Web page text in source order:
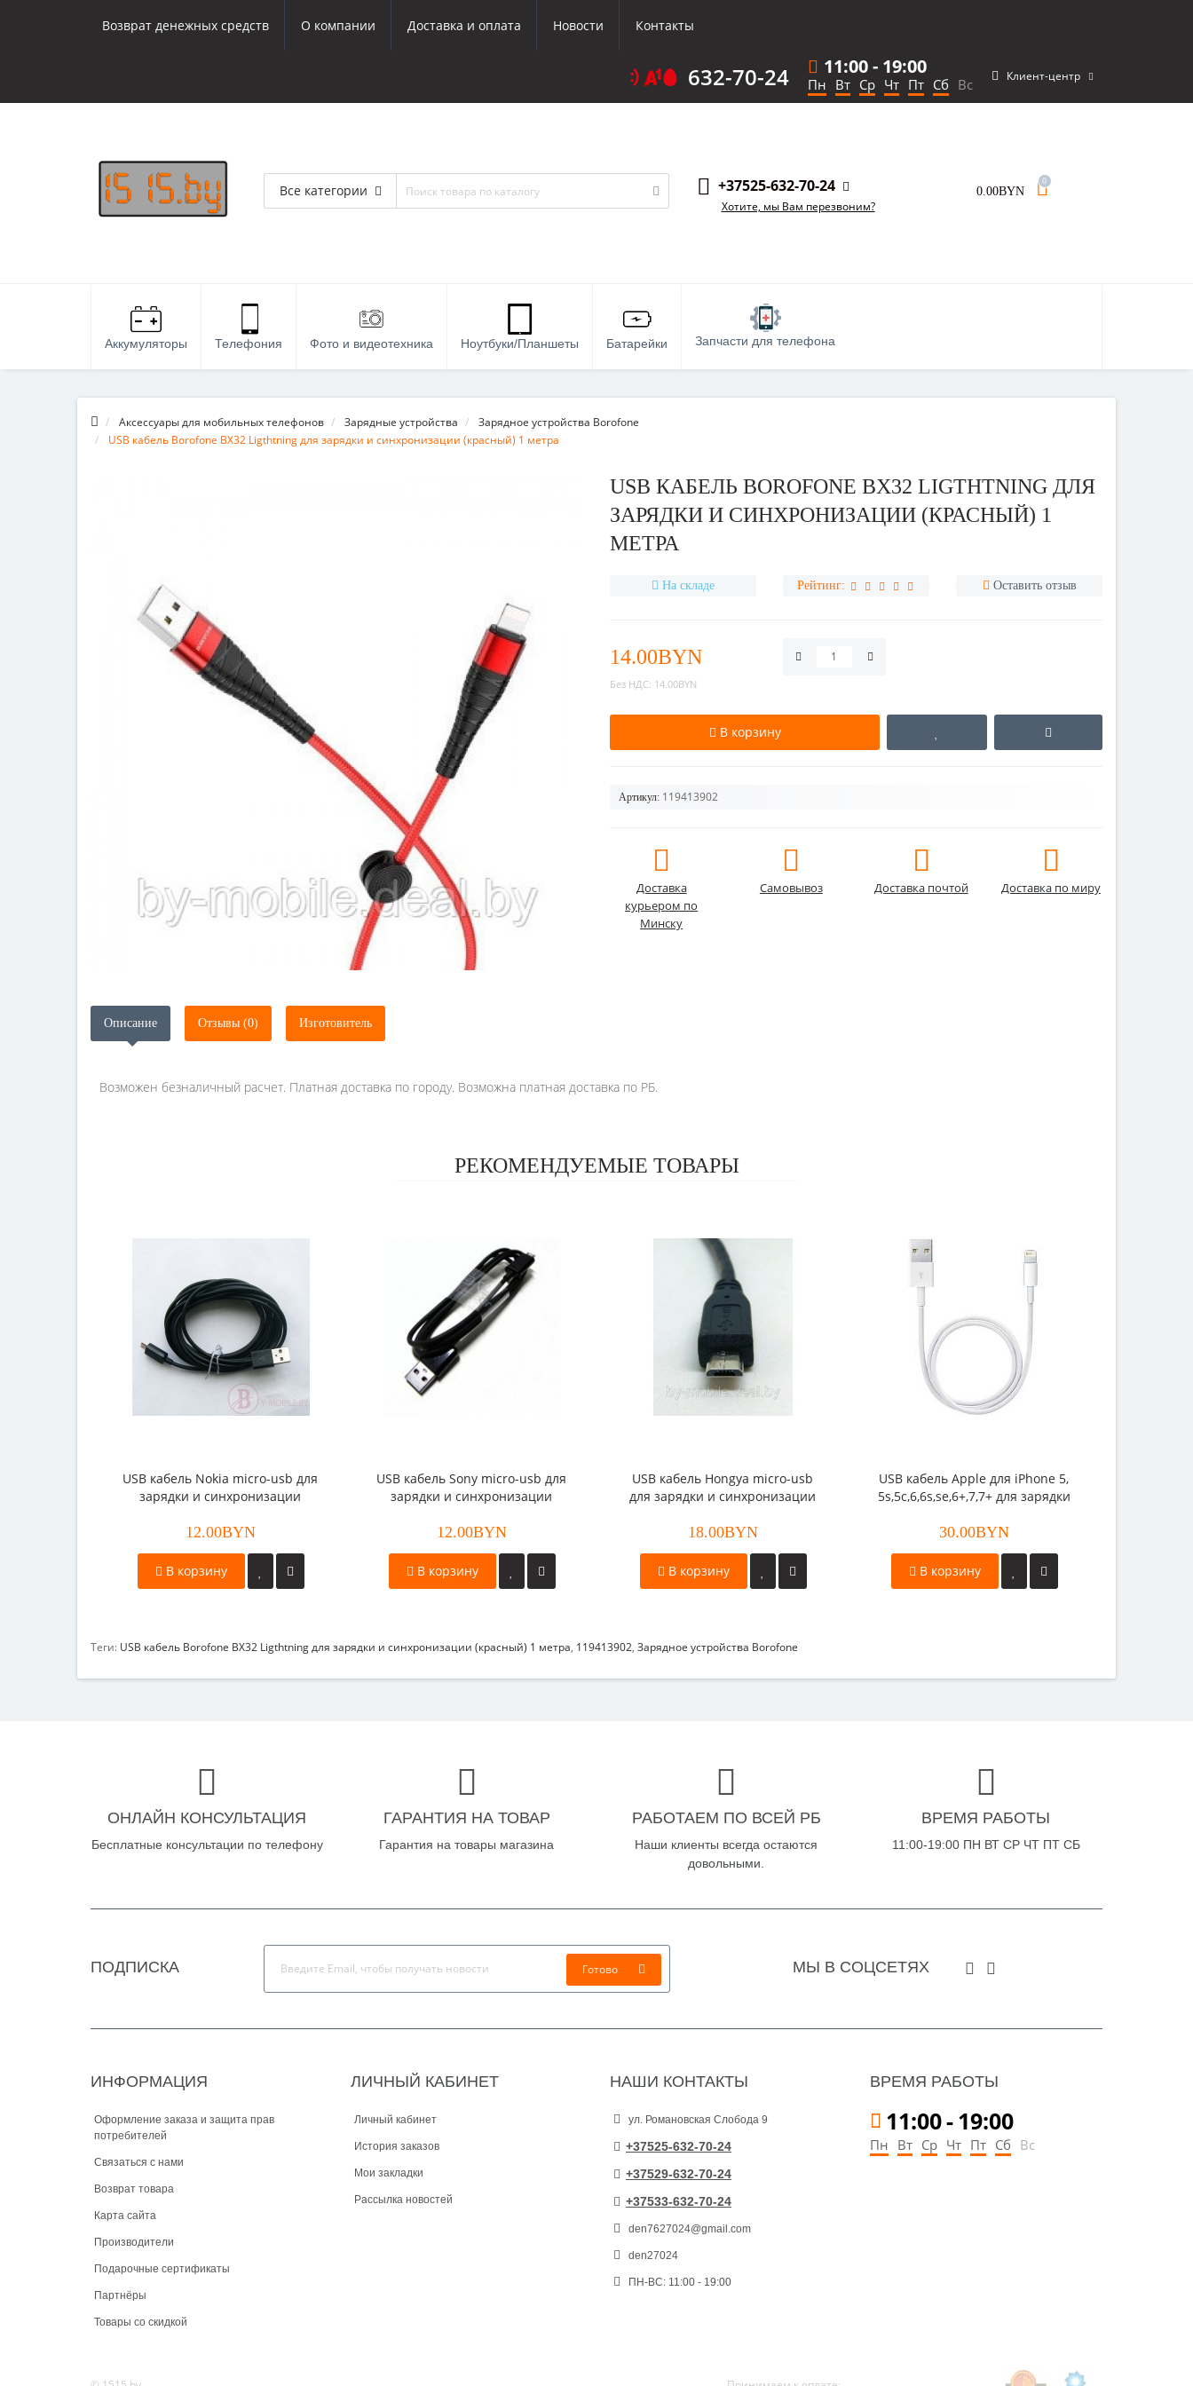
Возврат денежных средств О компании Доставка и оплата Новости Контакты
632-70-24 11:00- 19:00
Пн Вт Ср Чт Пт Сб Вс Клиент-центр
Все категории +37525-632-70-24
Хотите, мы Вам перезвоним?
0.00BYN
0
Аккумуляторы Телефония Фото и видеотехника Ноутбуки/Планшеты Батарейки Запчасти для телефона
Аксессуары для мобильных телефонов Зарядные устройства
Зарядное устройства Borofone
USB кабель Borofone BX32 Ligthtning для зарядки и синхронизации (красный) 1 метра
USB КАБЕЛЬ BOROFONE BX32 LIGTHTNING ДЛЯ
ЗАРЯДКИ И СИНХРОНИЗАЦИИ (КРАСНЫЙ) 1
МЕТРА
На складе Рейтинг: Оставить отзыв
14.00BYN
Без НДС: 14.00BYN
В корзину
Артикул: 119413902
Доставка
курьером по
Минску
Самовывоз Доставка почтой Доставка по миру
Описание Отзывы (0) Изготовитель
Возможен безналичный расчет. Платная доставка по городу. Возможна платная доставка по РБ.
РЕКОМЕНДУЕМЫЕ ТОВАРЫ
USB кабель Nokia micro-usb для
зарядки и синхронизации
12.00BYN
В корзину
USB кабель Sony micro-usb для
зарядки и синхронизации
12.00BYN
В корзину
USB кабель Hongya micro-usb
для зарядки и синхронизации
18.00BYN
В корзину
USB кабель Apple для iPhone 5,
5s,5c,6,6s,se,6+,7,7+ для зарядки
30.00BYN
В корзину
Теги: USB кабель Borofone BX32 Ligthtning для зарядки и синхронизации (красный) 1 метра, 119413902, Зарядное устройства Borofone
ОНЛАЙН КОНСУЛЬТАЦИЯ
Бесплатные консультации по телефону
ГАРАНТИЯ НА ТОВАР
Гарантия на товары магазина
РАБОТАЕМ ПО ВСЕЙ РБ
Наши клиенты всегда остаются
довольными.
ВРЕМЯ РАБОТЫ
11:00-19:00 ПН ВТ СР ЧТ ПТ СБ
ПОДПИСКА Готово МЫ В СОЦСЕТЯХ
ИНФОРМАЦИЯ
Оформление заказа и защита прав
потребителей
Связаться с нами
Возврат товара
Карта сайта
Производители
Подарочные сертификаты
Партнёры
Товары со скидкой
ЛИЧНЫЙ КАБИНЕТ
Личный кабинет
История заказов
Мои закладки
Рассылка новостей
НАШИ КОНТАКТЫ
ул. Романовская Слобода 9
+37525-632-70-24
+37529-632-70-24
+37533-632-70-24
den7627024@gmail.com
den27024
ПН-ВС: 11:00 - 19:00
ВРЕМЯ РАБОТЫ
11:00-19:00
Пн Вт Ср Чт Пт Сб Вс